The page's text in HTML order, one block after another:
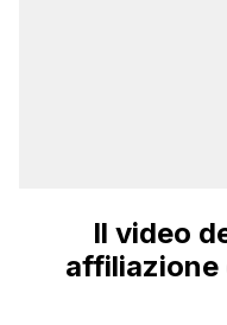
Il video
affiliazione